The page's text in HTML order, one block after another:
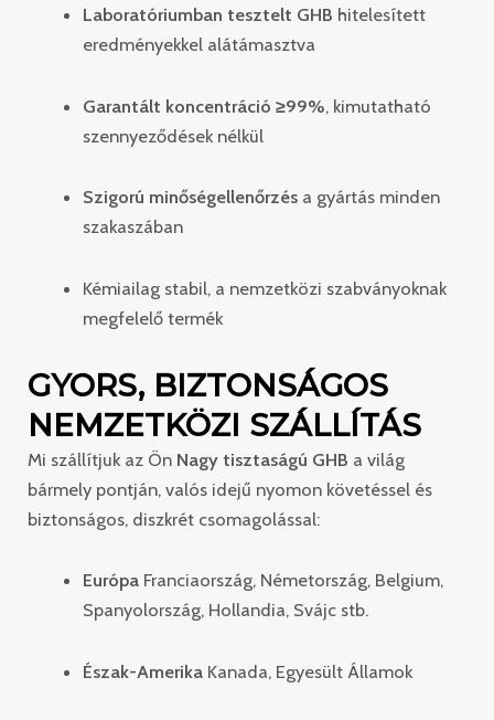
Laboratóriumban tesztelt GHB hitelesített
eredményekkel alátámasztva
Garantált koncentráció ≥99%, kimutatható
szennyeződések nélkül
Szigorú minőségellenőrzésa gyártás minden
szakaszában
Kémiailag stabil, a nemzetközi szabványoknak
megfelelő termék
GYORS, BIZTONSÁGOS
NEMZETKÖZI SZÁLLÍTÁS
Mi szállítjuk az Ön Nagy tisztaságú GHB a világ
bármely pontján, valós idejű nyomon követéssel és
biztonságos, diszkrét csomagolással:
EurópaFranciaország, Németország, Belgium,
Spanyolország, Hollandia, Svájc stb.
Észak-AmerikaKanada, Egyesült Államok